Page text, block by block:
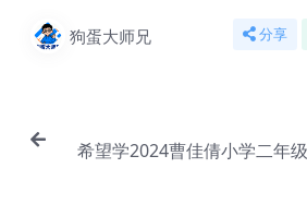
狗蛋大师兄 分享
希望学2024曹佳倩小学二年